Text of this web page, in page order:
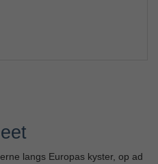
langs Europas kyster, op ad